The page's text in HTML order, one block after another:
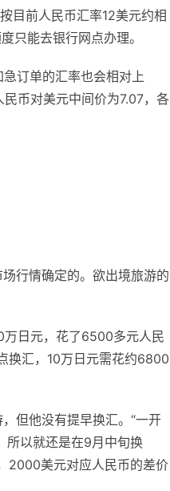
目前人民币汇率12美元约相
只能去银行网点办理。
订单的汇率也会相对上
币对美元中间价为7.07，各
行情确定的。欲出境旅游的
万日元，花了6500多元人民
换汇，10万日元需花约6800
但他没有提早换汇。“一开
所以就还是在9月中旬换
2000美元对应人民币的差价